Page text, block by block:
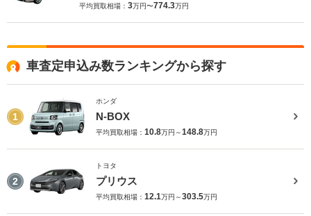
平均買取相場： 3万円〜774.3万円
車査定申込み数ランキングから探す
1
ホンダ
N-BOX
平均買取相場： 10.8万円～148.8万円
2
トヨタ
プリウス
平均買取相場： 12.1万円～303.5万円